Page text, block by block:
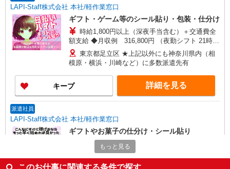
LAPI-Staff株式会社 本社/軽作業窓口
ギフト・ゲーム等のシール貼り・包装・仕分け
時給1,800円以上（深夜手当含む）＋交通費全
額支給 ◆月収例 316,800円 （夜勤シフト 21時〜
翌6時 週5日勤務の場合） 時給1,800円×8h×22日勤
務
東京都足立区 ★上記以外にも神奈川県内（相
模原・横浜・川崎など）に多数派遣先有
キープ 詳細を見る
派遣社員
LAPI-Staff株式会社 本社/軽作業窓口
ギフトやお菓子の仕分け・シール貼り
時給1,400円以上＋交通費全額支給 ※夜勤は時
給1,800円以上（深夜手当含む） ◆月収例
246,400円 （日勤シフト10時〜19時 週5日勤務の
東京都足立区 ★上記以外にも神奈川県内（相
もっと見る
このお仕事に関連する条件で探す